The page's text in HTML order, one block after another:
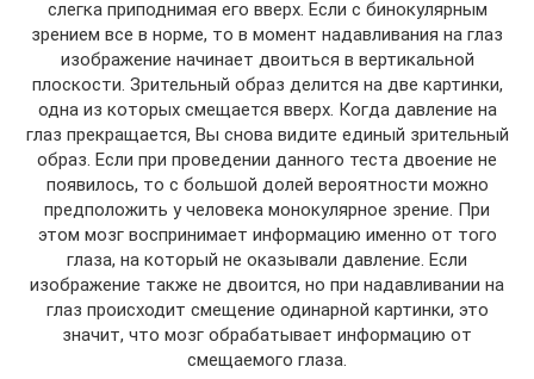
слегка приподнимая его вверх. Если с бинокулярным
зрением все в норме, то в момент надавливания на глаз
изображение начинает двоиться в вертикальной
плоскости. Зрительный образ делится на две картинки,
одна из которых смещается вверх. Когда давление на
глаз прекращается, Вы снова видите единый зрительный
образ. Если при проведении данного теста двоение не
появилось, то с большой долей вероятности можно
предположить у человека монокулярное зрение. При
этом мозг воспринимает информацию именно от того
глаза, на который не оказывали давление. Если
изображение также не двоится, но при надавливании на
глаз происходит смещение одинарной картинки, это
значит, что мозг обрабатывает информацию от
смещаемого глаза.